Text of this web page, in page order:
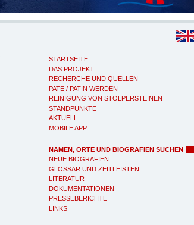
STARTSEITE
DAS PROJEKT
RECHERCHE UND QUELLEN
PATE / PATIN WERDEN
REINIGUNG VON STOLPERSTEINEN
STANDPUNKTE
AKTUELL
MOBILE APP
NAMEN, ORTE UND BIOGRAFIEN SUCHEN
NEUE BIOGRAFIEN
GLOSSAR UND ZEITLEISTEN
LITERATUR
DOKUMENTATIONEN
PRESSEBERICHTE
LINKS